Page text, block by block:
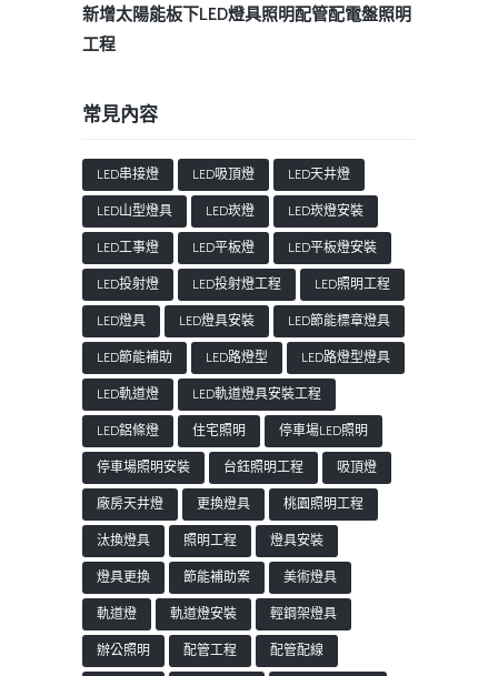
新增太陽能板下LED燈具照明配管配電盤照明
工程
常見內容
LED串接燈 LED吸頂燈
LED天井燈
LED山型燈具
LED崁燈
LED崁燈安裝
LED工事燈
LED平板燈
LED平板燈安裝
LED投射燈
LED投射燈工程
LED照明工程
LED燈具
LED燈具安裝
LED節能標章燈具
LED節能補助
LED路燈型
LED路燈型燈具
LED軌道燈
LED軌道燈具安裝工程
LED鋁條燈
住宅照明
停車場LED照明
停車場照明安裝
台鈺照明工程
吸頂燈
廠房天井燈
更換燈具
桃園照明工程
汰換燈具
照明工程
燈具安裝
燈具更換
節能補助案
美術燈具
軌道燈
軌道燈安裝
輕鋼架燈具
辦公照明
配管工程
配管配線